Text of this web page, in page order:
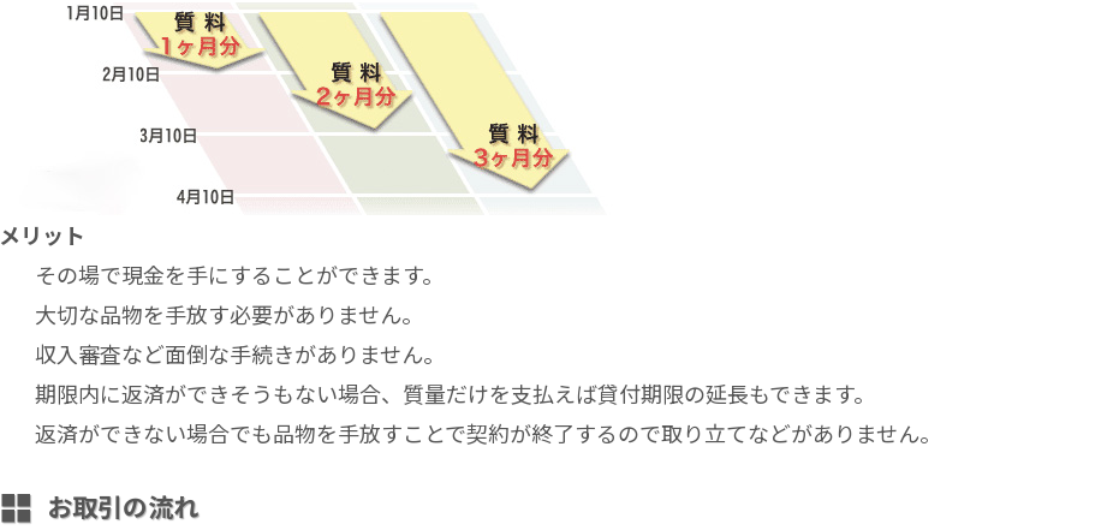
メリット
その場で現金を手にすることができます。
大切な品物を手放す必要がありません。
収入審査など面倒な手続きがありません。
期限内に返済ができそうもない場合、質量だけを支払えば貸付期限の延長もできます。
返済ができない場合でも品物を手放すことで契約が終了するので取り立てなどがありません。
お取引の流れ